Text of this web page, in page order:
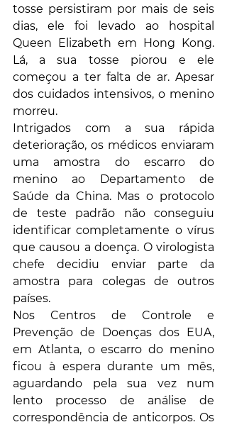
tosse persistiram por mais de seis
dias, ele foi levado ao hospital
Queen Elizabeth em Hong Kong.
Lá, a sua tosse piorou e ele
começou a ter falta de ar. Apesar
dos cuidados intensivos, o menino
morreu.
Intrigados com a sua rápida
deterioração, os médicos enviaram
uma amostra do escarro do
menino ao Departamento de
Saúde da China. Mas o protocolo
de teste padrão não conseguiu
identificar completamente o vírus
que causou a doença. O virologista
chefe decidiu enviar parte da
amostra para colegas de outros
países.
Nos Centros de Controle e
Prevenção de Doenças dos EUA,
em Atlanta, o escarro do menino
ficou à espera durante um mês,
aguardando pela sua vez num
lento processo de análise de
correspondência de anticorpos. Os